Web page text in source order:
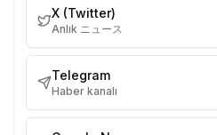
X (Twitter)
Anlık ニュース
Telegram
Haber kanalı